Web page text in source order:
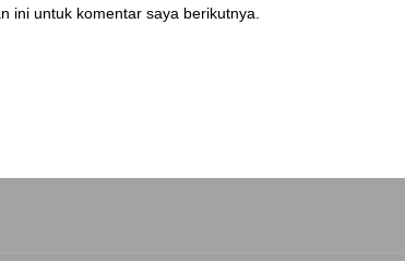
ini untuk komentar saya berikutnya.